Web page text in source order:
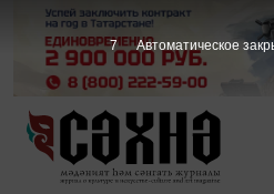
6 Автоматическое